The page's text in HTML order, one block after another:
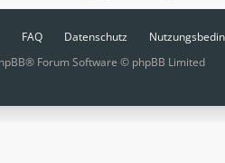
FAQ Datenschutz
® Forum Software © phpBB Limited